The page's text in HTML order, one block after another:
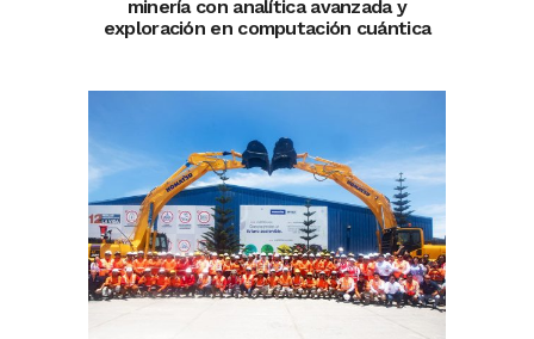
minería con analítica avanzada y
exploración en computación cuántica